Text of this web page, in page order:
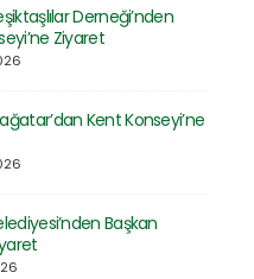
Hastanesi ile İndirim
Heyetinden Kent
Ziyaret
Orman Parkı’nın Temel
Gerçekleştirildi